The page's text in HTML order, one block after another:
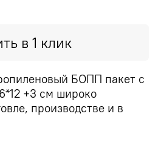
в 1 клик
БОПП пакет с
+3 см широко
производстве и в